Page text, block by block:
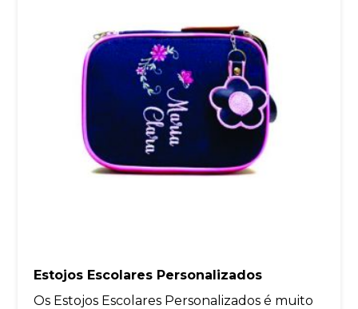
Estojos Escolares Personalizados
Os Estojos Escolares Personalizados é muito